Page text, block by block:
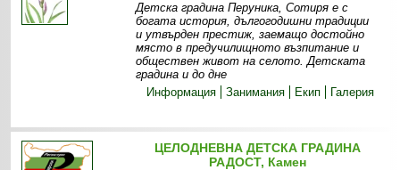
Детска градина Перуника, Сотиря е с
богата история, дългогодишни традиции
и утвърден престиж, заемащо достойно
място в предучилищното възпитание и
обществен живот на селото. Детската
градина и до дне
Информация
Занимания Екип Галерия
ЦЕЛОДНЕВНА ДЕТСКА ГРАДИНА
РАДОСТ, Камен